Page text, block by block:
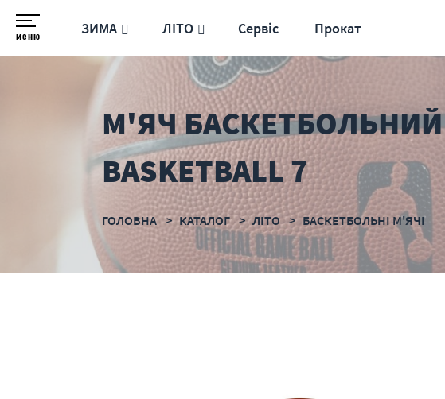
меню ЗИМА ЛІТО Сервіс Прокат
М'ЯЧ БАСКЕТБОЛЬНИЙ
BASKETBALL 7
ГОЛОВНА КАТАЛОГ ЛІТО БАСКЕТБОЛЬНІ М'ЯЧІ